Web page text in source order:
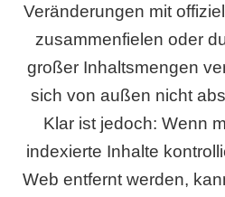
Veränderungen mit
zusammenfielen oder
großer Inhaltsmengen
sich von außen nicht
Klar ist jedoch: Wenn
indexierte Inhalte
Web entfernt werden,